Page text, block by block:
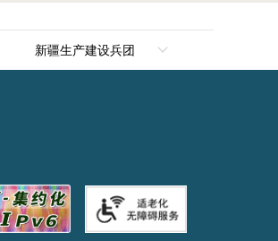
新疆生产建设兵团
第四师可克达拉市
第五师双河市